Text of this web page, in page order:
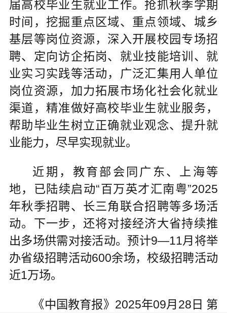
届高校毕业生就业工作。抢抓秋季学期
时间，挖掘重点区域、重点领域、城乡
基层等岗位资源，深入开展校园专场招
聘、定向访企拓岗、就业技能培训、就
业实习实践等活动，广泛汇集用人单位
岗位资源，加力拓展市场化社会化就业
渠道，精准做好高校毕业生就业服务，
帮助毕业生树立正确就业观念、提升就
业能力，尽早实现就业。
近期，教育部会同广东、上海等
地，已陆续启动“百万英才汇南粤”2025
年秋季招聘、长三角联合招聘等多场活
动。下一步，还将对接经济大省持续推
出多场供需对接活动。预计9—11月将举
办省级招聘活动600余场，校级招聘活动
近1万场。
《中国教育报》2025年09月28日 第